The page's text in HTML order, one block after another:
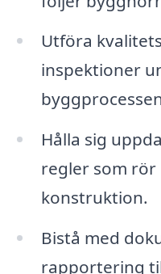
Utföra
inspektioner
Hålla sig
regler som rör
konstruktion.
Bistå med
rapportering